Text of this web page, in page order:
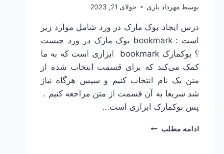
توسط مهرداد یاری جولای 21, 2023
درس ایجاد بوک مارک در ورد شامل موارد زیر
است : bookmark بوک مارک در ورد چیست
؟ بوکمارک bookmark ابزاری است که به ما
کمک می‌کند که برای قسمت انتخاب شده از
متن یک نام انتخاب کنیم و سپس هرگاه نیاز
شد سریعا به آن قسمت از متن مراجعه کنیم .
پس بوکمارک ابزاری است…
ادامه مطلب ایجاد